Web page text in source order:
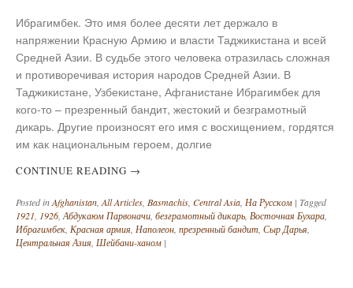
Ибрагимбек. Это имя более десяти лет держало в
напряжении Красную Армию и власти Таджикистана и всей
Средней Азии. В судьбе этого человека отразилась сложная
и противоречивая история народов Средней Азии. В
Таджикистане, Узбекистане, Афганистане Ибрагимбек для
кого-то – презренный бандит, жестокий и безграмотный
дикарь. Другие произносят его имя с восхищением, гордятся
им как национальным героем, долгие
CONTINUE READING →
Posted inAfghanistan,All Articles, Basmachis, Central Asia, На Русском | Tagged
1921, 1926,Абдукаюм Парвоначи, безграмотный дикарь, Восточная Бухара,
Ибрагимбек, Красная армия, Наполеон, презренный бандит, Сыр Дарья,
Центральная Азия, Шейбани-ханом |